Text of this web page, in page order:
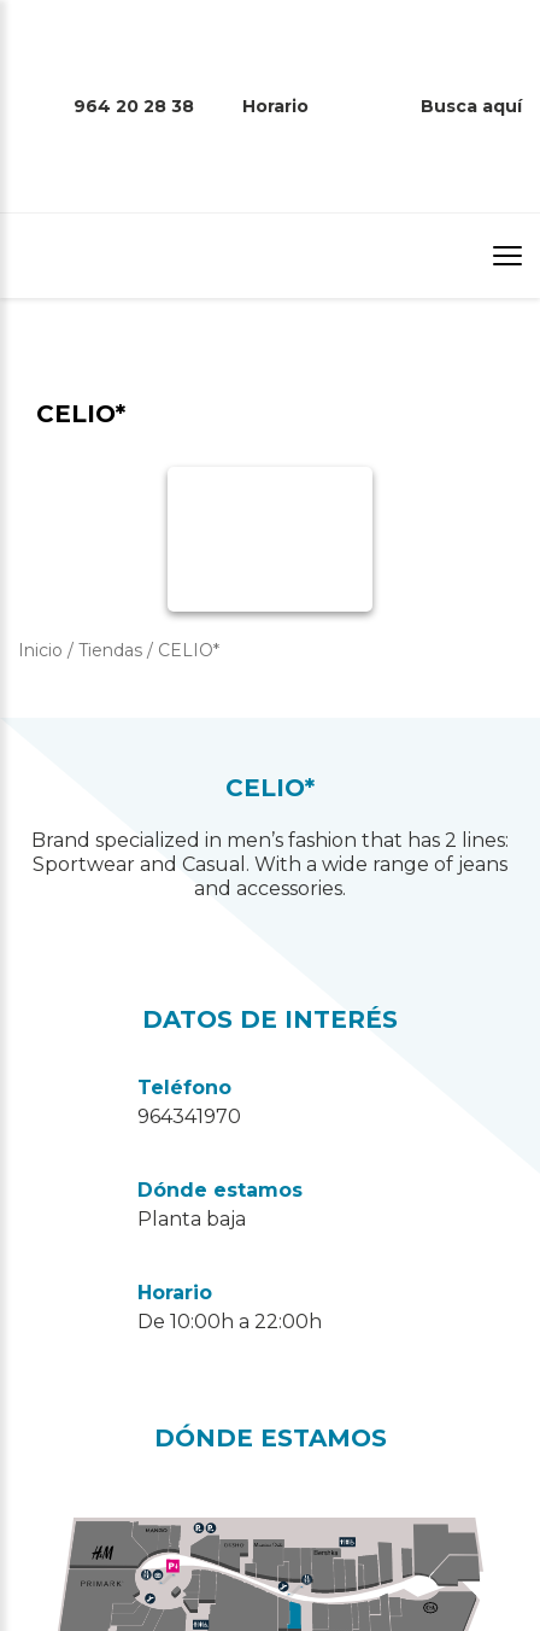
964 20 28 38 Horario Busca aquí
CELIO*
Inicio / Tiendas / CELIO*
CELIO*
Brand specialized in men’s fashion that has 2 lines:
Sportwear and Casual. With a wide range of jeans
and accessories.
DATOS DE INTERÉS
Teléfono
964341970
Dónde estamos
Planta baja
Horario
De 10:00h a 22:00h
DÓNDE ESTAMOS